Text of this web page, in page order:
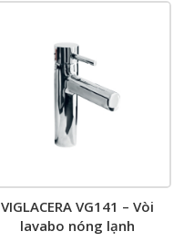
VIGLACERA VG141 – Vòi
lavabo nóng lạnh